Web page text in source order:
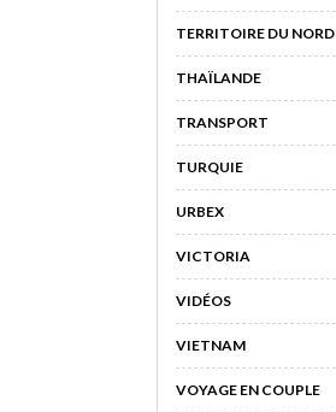
TERRITOIRE DU NORD
THAÏLANDE
TRANSPORT
TURQUIE
URBEX
VICTORIA
VIDÉOS
VIETNAM
VOYAGE EN COUPLE